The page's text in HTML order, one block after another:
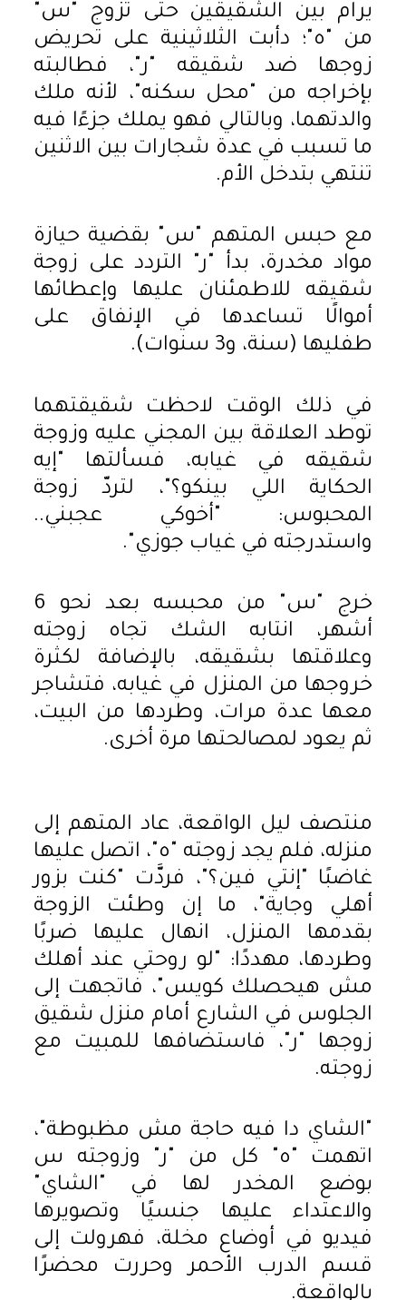
يرام بين الشقيقين حتى تزوج "س"
من "ه"؛ دأبت الثلاثينية على تحريض
زوجها ضد شقيقه "ر"، فطالبته
بإخراجه من "محل سكنه"، لأنه ملك
والدتهما، وبالتالي فهو يملك جزءًا فيه
ما تسبب في عدة شجارات بين الاثنين
تنتهي بتدخل الأم.
مع حبس المتهم "س" بقضية حيازة
مواد مخدرة، بدأ "ر" التردد على زوجة
شقيقه للاطمئنان عليها وإعطائها
أموالًا تساعدها في الإنفاق على
طفليها (سنة، و3 سنوات).
في ذلك الوقت لاحظت شقيقتهما
توطد العلاقة بين المجني عليه وزوجة
شقيقه في غيابه، فسألتها "إيه
الحكاية اللي بينكو؟"، لتردّ زوجة
المحبوس: "أخوكي عجبني..
واستدرجته في غياب جوزي".
خرج "س" من محبسه بعد نحو 6
أشهر، انتابه الشك تجاه زوجته
وعلاقتها بشقيقه، بالإضافة لكثرة
خروجها من المنزل في غيابه، فتشاجر
معها عدة مرات، وطردها من البيت،
ثم يعود لمصالحتها مرة أخرى.
منتصف ليل الواقعة، عاد المتهم إلى
منزله، فلم يجد زوجته "ه"، اتصل عليها
غاضبًا "إنتي فين؟"، فردَّت "كنت بزور
أهلي وجاية"، ما إن وطئت الزوجة
بقدمها المنزل، انهال عليها ضربًا
وطردها، مهددًا: "لو روحتي عند أهلك
مش هيحصلك كويس"، فاتجهت إلى
الجلوس في الشارع أمام منزل شقيق
زوجها "ر"، فاستضافها للمبيت مع
زوجته.
"الشاي دا فيه حاجة مش مظبوطة"،
اتهمت "ه" كل من "ر" وزوجته س
بوضع المخدر لها في "الشاي"
والاعتداء عليها جنسيًا وتصويرها
فيديو في أوضاع مخلة، فهرولت إلى
قسم الدرب الأحمر وحررت محضرًا
بالواقعة.